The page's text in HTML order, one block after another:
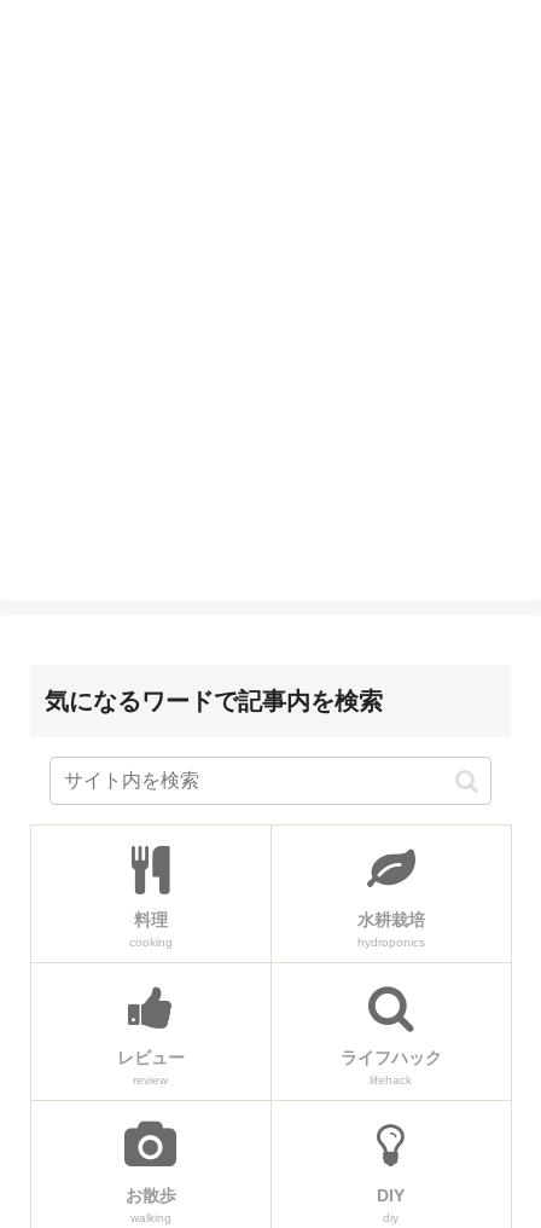
気になるワードで記事内を検索
料理
cooking
水耕栽培
hydroponics
レビュー
review
ライフハック
lifehack
お散歩
walking
DIY
diy